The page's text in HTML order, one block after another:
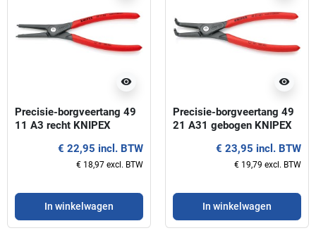
visibility
Precisie-borgveertang 49
11 A3 recht KNIPEX
€ 22,95 incl. BTW
€ 18,97 excl. BTW
In winkelwagen
visibility
Precisie-borgveertang 49
21 A31 gebogen KNIPEX
€ 23,95 incl. BTW
€ 19,79 excl. BTW
In winkelwagen